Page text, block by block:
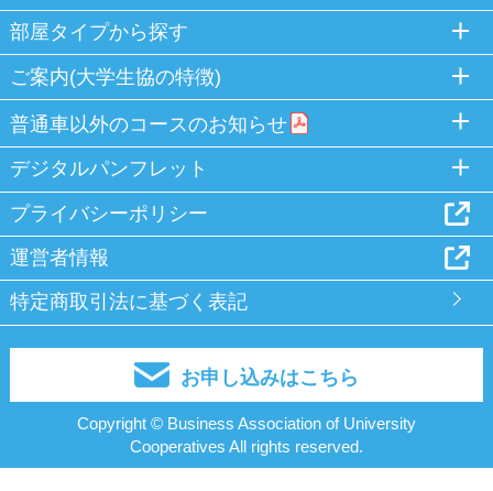
部屋タイプから探す
ご案内(大学生協の特徴)
普通車以外のコースのお知らせ
デジタルパンフレット
プライバシーポリシー
運営者情報
特定商取引法に基づく表記
お申し込みはこちら
Copyright © Business Association of University
Cooperatives All rights reserved.